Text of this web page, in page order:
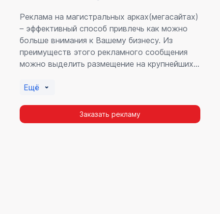
Реклама на магистральных арках(мегасайтах)
– эффективный способ привлечь как можно
больше внимания к Вашему бизнесу. Из
преимуществ этого рекламного сообщения
можно выделить размещение на крупнейших
пешеходному потоку расположение в прямой
повторных контактов.
Ещё
Заказать рекламу